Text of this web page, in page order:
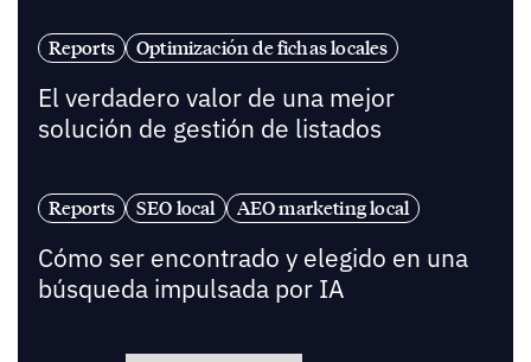
Reports Optimización de fichas locales
El verdadero valor de una mejor
solución de gestión de listados
Reports SEO local AEO marketing local
Cómo ser encontrado y elegido en una
búsqueda impulsada por IA